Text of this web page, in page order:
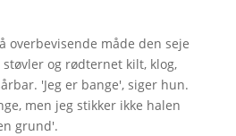
overbevisende måde den seje
og rødternet kilt, klog,
'Jeg er bange', siger hun.
men jeg stikker ikke halen
grund'.